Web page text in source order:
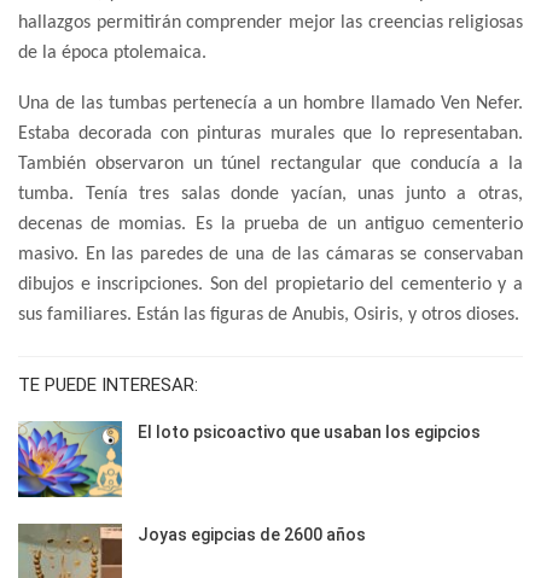
hallazgos permitirán comprender mejor las creencias religiosas
de la época ptolemaica.
Una de las tumbas pertenecía a un hombre llamado Ven Nefer.
Estaba decorada con pinturas murales que lo representaban.
También observaron un túnel rectangular que conducía a la
tumba. Tenía tres salas donde yacían, unas junto a otras,
decenas de momias. Es la prueba de un antiguo cementerio
masivo. En las paredes de una de las cámaras se conservaban
dibujos e inscripciones. Son del propietario del cementerio y a
sus familiares. Están las figuras de Anubis, Osiris, y otros dioses.
TE PUEDE INTERESAR:
El loto psicoactivo que usaban los egipcios
Joyas egipcias de 2600 años